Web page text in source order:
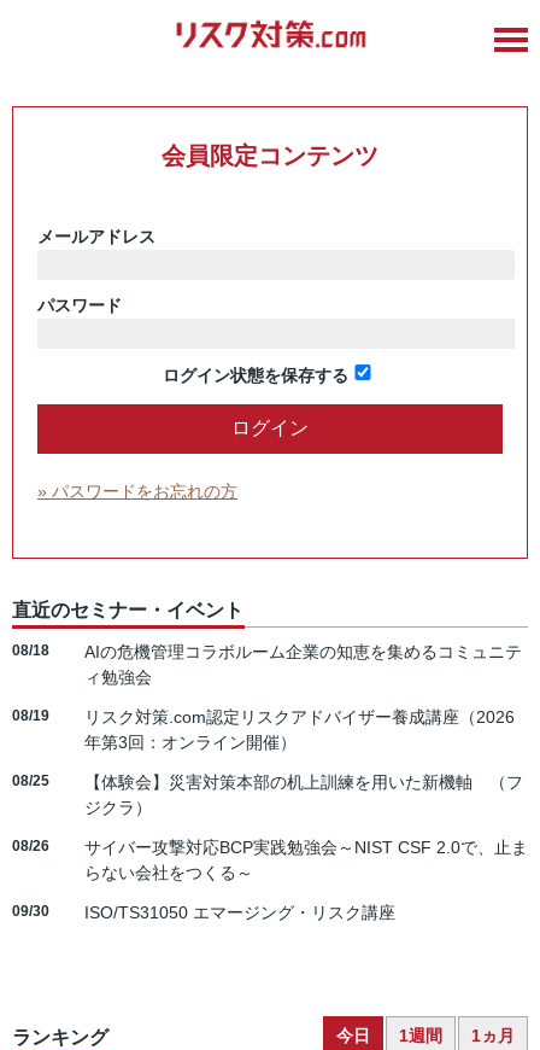
会員限定コンテンツ
メールアドレス
パスワード
ログイン状態を保存する
» パスワードをお忘れの方
直近のセミナー・イベント
08/18
AIの危機管理コラボルーム企業の知恵を集めるコミュニテ
ィ勉強会
08/19
リスク対策.com認定リスクアドバイザー養成講座（2026
年第3回：オンライン開催）
08/25
【体験会】災害対策本部の机上訓練を用いた新機軸 （フ
ジクラ）
08/26
サイバー攻撃対応BCP実践勉強会～NIST CSF 2.0で、止ま
らない会社をつくる～
09/30 ISO/TS31050 エマージング・リスク講座
ランキング 今日 1週間 1ヵ月